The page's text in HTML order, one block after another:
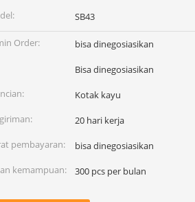
SB43
Order:
bisa dinegosiasikan
Bisa dinegosiasikan
Kotak kayu
20 hari kerja
pembayaran:
bisa dinegosiasikan
kemampuan:
300 pcs per bulan